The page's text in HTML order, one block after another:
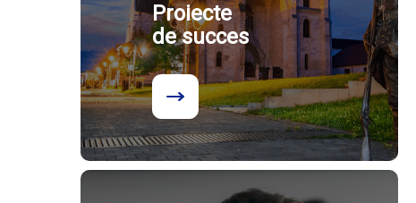
Proiecte
de succes